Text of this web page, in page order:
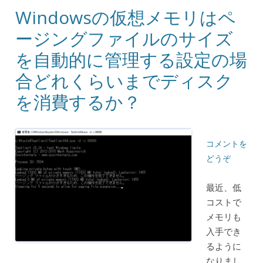
Windowsの仮想メモリはペ
ージングファイルのサイズ
を自動的に管理する設定の場
合どれくらいまでディスク
を消費するか？
コメントを
どうぞ
最近、低
コストで
メモリも
入手でき
るように